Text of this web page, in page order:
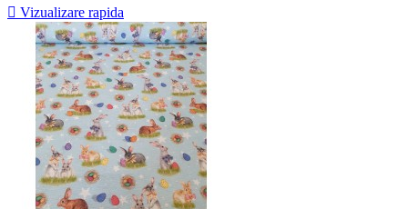
 Vizualizare rapida